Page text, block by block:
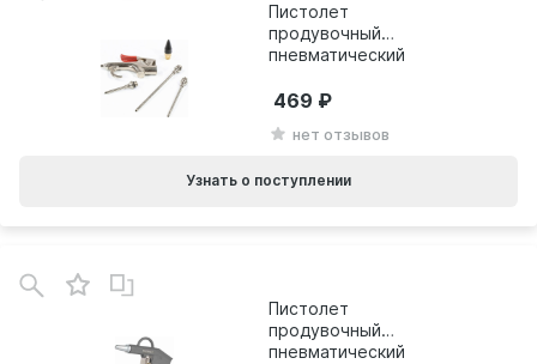
Пистолет
продувочный
пневматический
нет отзывов
469
Узнать о поступлении
Пистолет
продувочный
пневматический